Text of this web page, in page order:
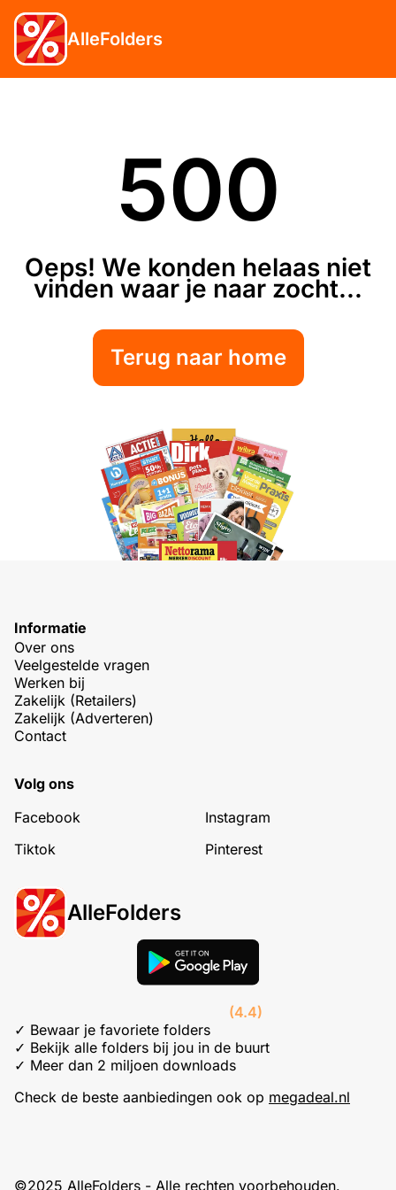
AlleFolders
500
Oeps! We konden helaas niet
vinden waar je naar zocht...
Terug naar home
Informatie
Over ons
Veelgestelde vragen
Werken bij
Zakelijk (Retailers)
Zakelijk (Adverteren)
Contact
Volg ons
Facebook
Instagram
Tiktok
Pinterest
AlleFolders
(4.4)
✓ Bewaar je favoriete folders
✓ Bekijk alle folders bij jou in de buurt
✓ Meer dan 2 miljoen downloads
Check de beste aanbiedingen ook op megadeal.nl
©2025 AlleFolders - Alle rechten voorbehouden.